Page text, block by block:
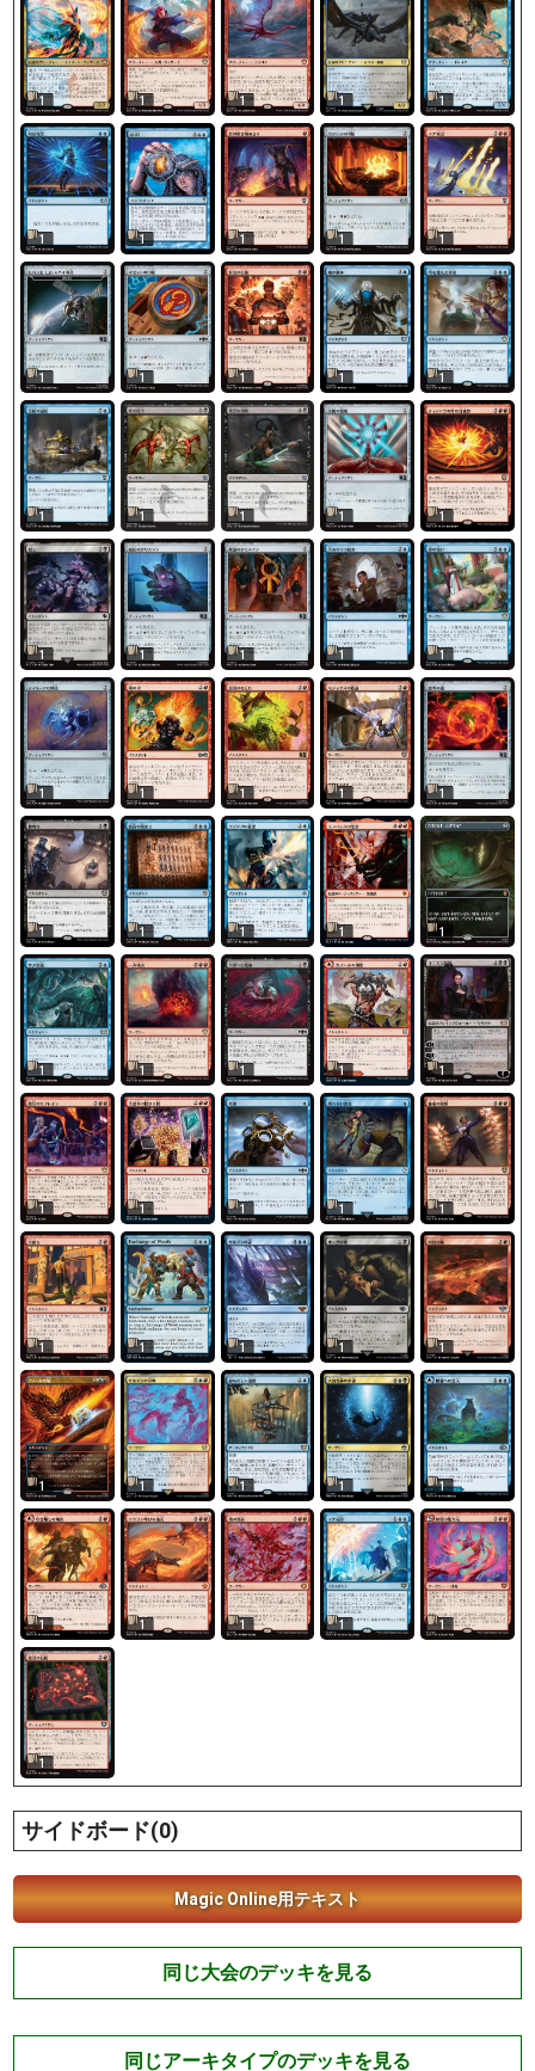
1 1 1 1 1
1 1 1 1 1
1 1 1 1 1
1 1 1 1 1
1 1 1 1 1
1 1 1 1 1
1 1 1 1 1
1 1 1 1 1
1 1 1 1 1
1 1 1 1 1
1 1 1 1 1
1 1 1 1 1
1
サイドボード(0)
Magic Online用テキスト
同じ大会のデッキを見る
同じアーキタイプのデッキを見る